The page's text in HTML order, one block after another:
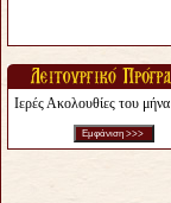
Ιερές Ακολουθίες του μήνα